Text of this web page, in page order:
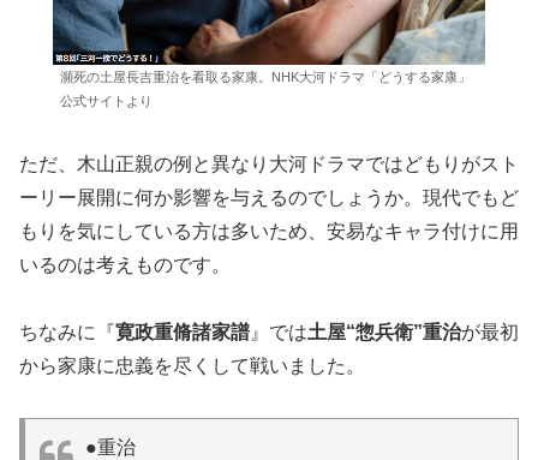
瀕死の土屋長吉重治を看取る家康。NHK大河ドラマ「どうする家康」
公式サイトより
ただ、木山正親の例と異なり大河ドラマではどもりがスト
ーリー展開に何か影響を与えるのでしょうか。現代でもど
もりを気にしている方は多いため、安易なキャラ付けに用
いるのは考えものです。
ちなみに『 寛政重脩諸家譜』では土屋“惣兵衛”重治が最初
から家康に忠義を尽くして戦いました。
●重治